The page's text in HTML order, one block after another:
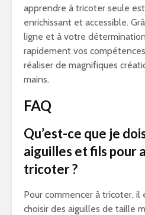
apprendre à tricoter seule
enrichissant et accessible.
ligne et à votre
rapidement vos
réaliser de magnifiques
mains.
FAQ
Qu’est-ce que je
aiguilles et fils pour
tricoter ?
Pour commencer à tricoter, il
choisir des aiguilles de taille